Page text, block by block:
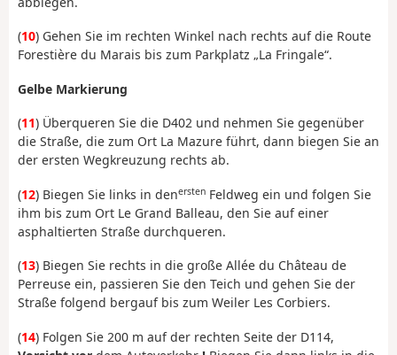
(10) Gehen Sie im rechten Winkel nach rechts auf die Route
Forestière du Marais bis zum Parkplatz „La Fringale“.
Gelbe Markierung
(11) Überqueren Sie die D402 und nehmen Sie gegenüber
die Straße, die zum Ort La Mazure führt, dann biegen Sie an
der ersten Wegkreuzung rechts ab.
(12) Biegen Sie links in denersten Feldweg ein und folgen Sie
ihm bis zum Ort Le Grand Balleau, den Sie auf einer
asphaltierten Straße durchqueren.
(13) Biegen Sie rechts in die große Allée du Château de
Perreuse ein, passieren Sie den Teich und gehen Sie der
Straße folgend bergauf bis zum Weiler Les Corbiers.
(14) Folgen Sie 200 m auf der rechten Seite der D114,